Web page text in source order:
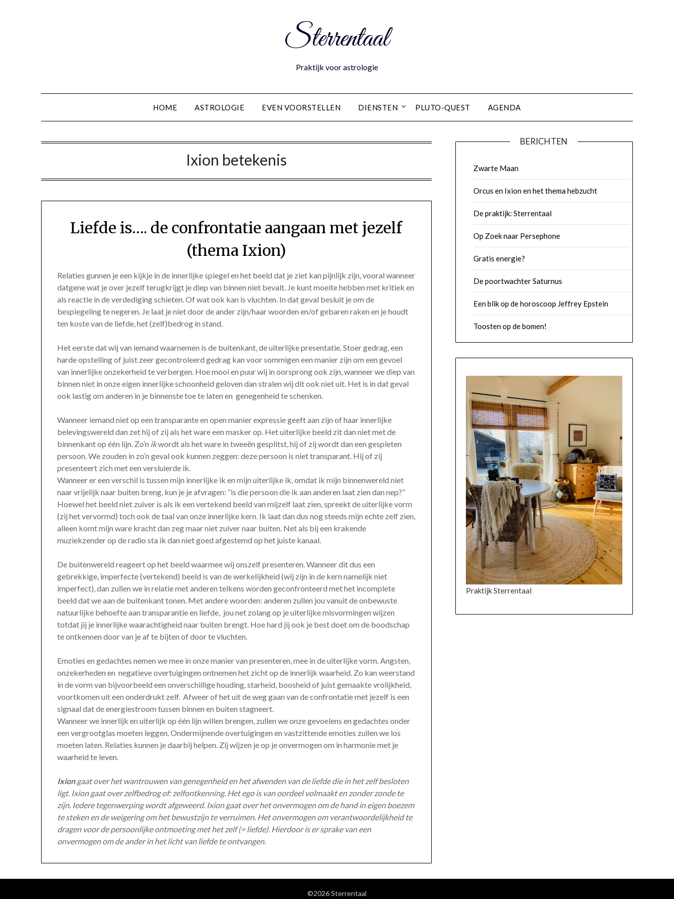
Sterrentaal
Praktijk voor astrologie
HOME ASTROLOGIE EVEN VOORSTELLEN DIENSTEN PLUTO-QUEST AGENDA
Ixion betekenis
Liefde is…. de confrontatie aangaan met jezelf
(thema Ixion)
Relaties gunnen je een kijkje in de innerlijke spiegel en het beeld dat je ziet kan pijnlijk zijn, vooral wanneer
datgene wat je over jezelf terugkrijgt je diep van binnen niet bevalt. Je kunt moeite hebben met kritiek en
als reactie in de verdediging schieten. Of wat ook kan is vluchten. In dat geval besluit je om de
bespiegeling te negeren. Je laat je niet door de ander zijn/haar woorden en/of gebaren raken en je houdt
ten koste van de liefde, het (zelf)bedrog in stand.
Het eerste dat wij van iemand waarnemen is de buitenkant, de uiterlijke presentatie. Stoer gedrag, een
harde opstelling of juist zeer gecontroleerd gedrag kan voor sommigen een manier zijn om een gevoel
van innerlijke onzekerheid te verbergen. Hoe mooi en puur wij in oorsprong ook zijn, wanneer we diep van
binnen niet in onze eigen innerlijke schoonheid geloven dan stralen wij dit ook niet uit. Het is in dat geval
ook lastig om anderen in je binnenste toe te laten en genegenheid te schenken.
Wanneer iemand niet op een transparante en open manier expressie geeft aan zijn of haar innerlijke
belevingswereld dan zet hij of zij als het ware een masker op. Het uiterlijke beeld zit dan niet met de
binnenkant op één lijn. Zo’n ikwordt als het ware in tweeën gesplitst, hij of zij wordt dan een gespleten
persoon. We zouden in zo’n geval ook kunnen zeggen: deze persoon is niet transparant. Hij of zij
presenteert zich met een versluierde ik.
Wanneer er een verschil is tussen mijn innerlijke ik en mijn uiterlijke ik, omdat ik mijn binnenwereld niet
naar vrijelijk naar buiten breng, kun je je afvragen: “is die persoon die ik aan anderen laat zien dan nep?”
Hoewel het beeld niet zuiver is als ik een vertekend beeld van mijzelf laat zien, spreekt de uiterlijke vorm
(zij het vervormd) toch ook de taal van onze innerlijke kern. Ik laat dan dus nog steeds mijn echte zelf zien,
alleen komt mijn ware kracht dan zeg maar niet zuiver naar buiten. Net als bij een krakende
muziekzender op de radio sta ik dan niet goed afgestemd op het juiste kanaal.
De buitenwereld reageert op het beeld waarmee wij onszelf presenteren. Wanneer dit dus een
gebrekkige, imperfecte (vertekend) beeld is van de werkelijkheid (wij zijn in de kern namelijk niet
imperfect), dan zullen we in relatie met anderen telkens worden geconfronteerd met het incomplete
beeld dat we aan de buitenkant tonen. Met andere woorden: anderen zullen jou vanuit de onbewuste
natuurlijke behoefte aan transparantie en liefde, jou net zolang op je uiterlijke misvormingen wijzen
totdat jij je innerlijke waarachtigheid naar buiten brengt. Hoe hard jij ook je best doet om de boodschap
te ontkennen door van je af te bijten of door te vluchten.
Emoties en gedachtes nemen we mee in onze manier van presenteren, mee in de uiterlijke vorm. Angsten,
onzekerheden en negatieve overtuigingen ontnemen het zicht op de innerlijk waarheid. Zo kan weerstand
in de vorm van bijvoorbeeld een onverschillige houding, starheid, boosheid of juist gemaakte vrolijkheid,
voortkomen uit een onderdrukt zelf. Afweer of het uit de weg gaan van de confrontatie met jezelf is een
signaal dat de energiestroom tussen binnen en buiten stagneert.
Wanneer we innerlijk en uiterlijk op één lijn willen brengen, zullen we onze gevoelens en gedachtes onder
een vergrootglas moeten leggen. Ondermijnende overtuigingen en vastzittende emoties zullen we los
moeten laten. Relaties kunnen je daarbij helpen. Zij wijzen je op je onvermogen om in harmonie met je
waarheid te leven.
Ixiongaat over het wantrouwen van genegenheid en het afwenden van de liefde die in het zelf besloten
ligt. Ixion gaat over zelfbedrog of: zelfontkenning. Het ego is van oordeel volmaakt en zonder zonde te
zijn. Iedere tegenwerping wordt afgeweerd. Ixion gaat over het onvermogen om de hand in eigen boezem
te steken en de weigering om het bewustzijn te verruimen. Het onvermogen om verantwoordelijkheid te
dragen voor de persoonlijke ontmoeting met het zelf (= liefde). Hierdoor is er sprake van een
onvermogen om de ander in het licht van liefde te ontvangen.
BERICHTEN
Zwarte Maan
Orcus en Ixion en het thema hebzucht
De praktijk: Sterrentaal
Op Zoek naar Persephone
Gratis energie?
De poortwachter Saturnus
Een blik op de horoscoop Jeffrey Epstein
Toosten op de bomen!
Praktijk Sterrentaal
©2026 Sterrentaal